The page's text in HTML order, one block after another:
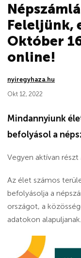
Feleljünk,
Október
online!
nyiregyhaza.hu
Okt 12, 2022
Mindannyiunk
befolyásol a
Vegyen aktívan részt
Az élet számos
befolyásolja a
országot, a
adatokon alapuljanak.